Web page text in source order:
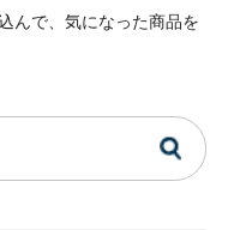
んで、気になった商品を